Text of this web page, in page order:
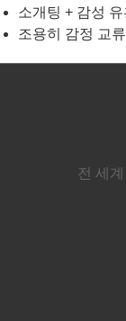
소개팅 + 감성
조용히 감정 교
전 세